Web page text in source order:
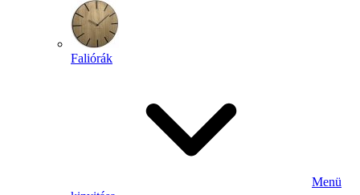
Faliórák
Menü